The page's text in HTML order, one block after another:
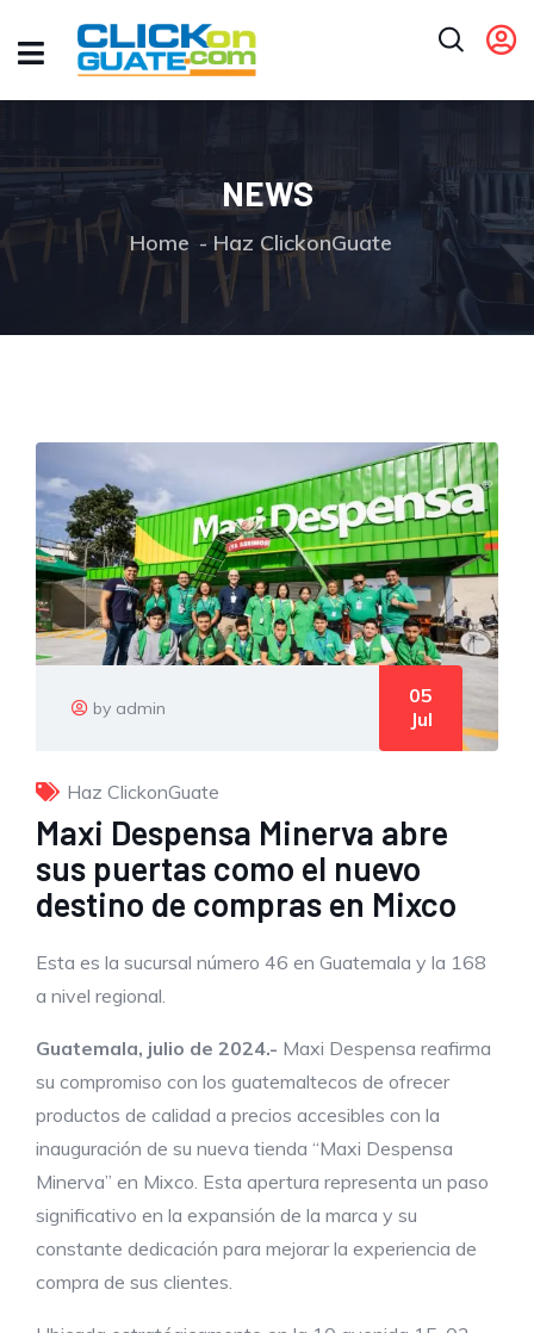
NEWS
Home Haz ClickonGuate
by admin
05
Jul
Haz ClickonGuate
Maxi Despensa Minerva abre
sus puertas como el nuevo
destino de compras en Mixco
Esta es la sucursal número 46 en Guatemala y la 168
a nivel regional.
Guatemala, julio de 2024.- Maxi Despensa reafirma
su compromiso con los guatemaltecos de ofrecer
productos de calidad a precios accesibles con la
inauguración de su nueva tienda “Maxi Despensa
Minerva” en Mixco. Esta apertura representa un paso
significativo en la expansión de la marca y su
constante dedicación para mejorar la experiencia de
compra de sus clientes.